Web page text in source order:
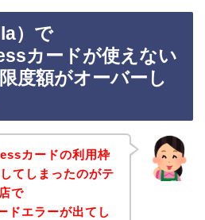
）で
カードが使えない
度額がオーバーし
カードの利用枠
てしまったのがテ
で
エラーが出てし